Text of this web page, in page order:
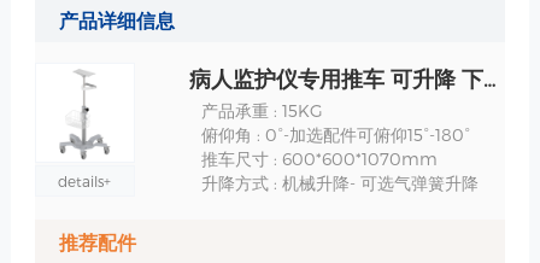
产品详细信息
details+
病人监护仪专用推车 可升降 下沉底座 -RS010-100 规格
产品承重 : 15KG
俯仰角 : 0°-加选配件可俯仰15°-180°
推车尺寸 : 600*600*1070mm
升降方式 : 机械升降- 可选气弹簧升降
推荐配件